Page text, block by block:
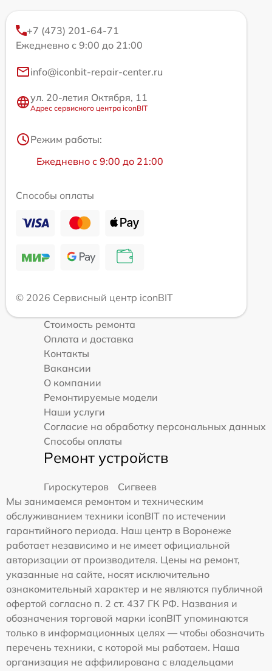
+7 (473) 201-64-71
Ежедневно с 9:00 до 21:00
info@iconbit-repair-center.ru
ул. 20-летия Октября, 11
Адрес сервисного центра iconBIT
Режим работы:
Ежедневно с 9:00 до 21:00
Способы оплаты
© 2026 Сервисный центр iconBIT
Стоимость ремонта
Оплата и доставка
Контакты
Вакансии
О компании
Ремонтируемые модели
Наши услуги
Согласие на обработку персональных данных
Способы оплаты
Ремонт устройств
Гироскутеров
Сигвеев
Мы занимаемся ремонтом и техническим
обслуживанием техники iconBIT по истечении
гарантийного периода. Наш центр в Воронеже
работает независимо и не имеет официальной
авторизации от производителя. Цены на ремонт,
указанные на сайте, носят исключительно
ознакомительный характер и не являются публичной
офертой согласно п. 2 ст. 437 ГК РФ. Названия и
обозначения торговой марки iconBIT упоминаются
только в информационных целях — чтобы обозначить
перечень техники, с которой мы работаем. Наша
организация не аффилирована с владельцами